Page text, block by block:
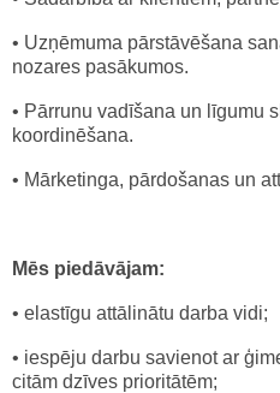
• Uzņēmuma pārstāvēšana
nozares pasākumos.
• Pārrunu vadīšana un līgumu
koordinēšana.
• Mārketinga, pārdošanas un
Mēs piedāvājam:
• elastīgu attālinātu darba vidi;
• iespēju darbu savienot ar
citām dzīves prioritātēm;